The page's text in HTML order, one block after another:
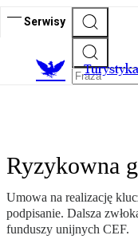
Serwisy
Turystyka
Ryzykowna
Umowa na realizację
podpisanie. Dalsza
funduszy unijnych CEF.